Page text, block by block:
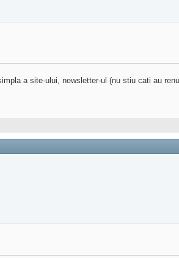
a site-ului, newsletter-ul (nu stiu cati au